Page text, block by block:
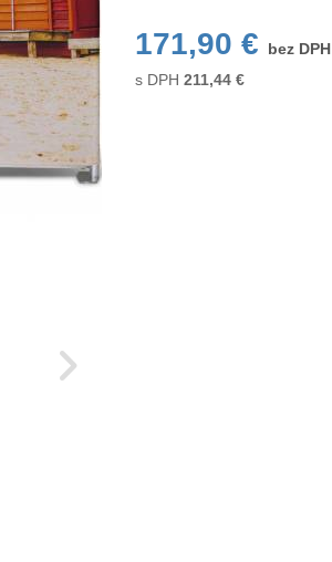
171,90 €
bez DPH
s DPH 211,44€